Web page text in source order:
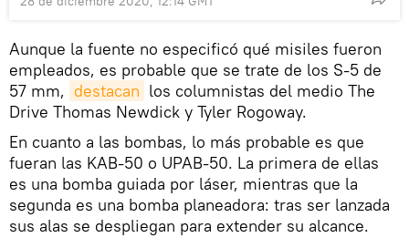
Aunque la fuente no especificó qué misiles fueron
empleados, es probable que se trate de los S-5 de
57 mm, destacan los columnistas del medio The
Drive Thomas Newdick y Tyler Rogoway.
En cuanto a las bombas, lo más probable es que
fueran las KAB-50 o UPAB-50. La primera de ellas
es una bomba guiada por láser, mientras que la
segunda es una bomba planeadora: tras ser lanzada
sus alas se despliegan para extender su alcance.